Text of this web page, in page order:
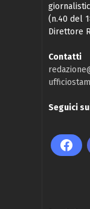
(n.40 del
Direttore
Contatti
Seguici